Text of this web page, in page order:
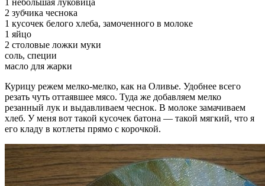
2 зубчика чеснока
1 кусочек белого хлеба, замоченного в молоке
1 яйцо
2 столовые ложки муки
соль, специи
масло для жарки
Курицу режем мелко-мелко, как на Оливье. Удобнее всего
резать чуть оттаявшее мясо. Туда же добавляем мелко
резанный лук и выдавливаем чеснок. В молоке замачиваем
хлеб. У меня вот такой кусочек батона — такой мягкий, что я
его кладу в котлеты прямо с корочкой.